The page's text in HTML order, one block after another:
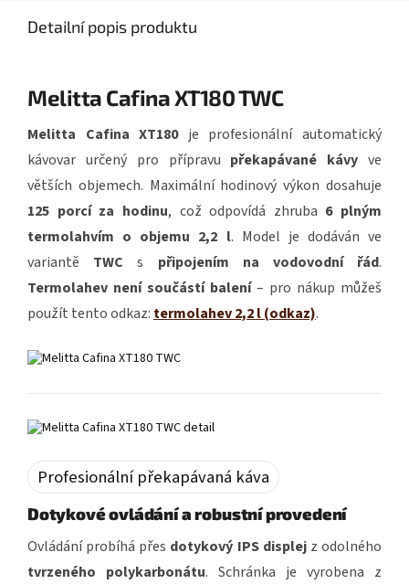
Detailní popis produktu
Melitta Cafina XT180 TWC
Melitta Cafina XT180je profesionální automatický
kávovar určený pro přípravu překapávané kávy ve
větších objemech. Maximální hodinový výkon dosahuje
125 porcí za hodinu, což odpovídá zhruba 6 plným
termolahvím o objemu 2,2 l. Model je dodáván ve
variantě TWC s připojením na vodovodní řád.
Termolahev není součástí balení– pro nákup můžeš
použít tento odkaz: termolahev 2,2 l (odkaz).
Profesionální překapávaná káva
Dotykové ovládání a robustní provedení
Ovládání probíhá přes dotykový IPS displejz odolného
tvrzeného polykarbonátu. Schránka je vyrobena z